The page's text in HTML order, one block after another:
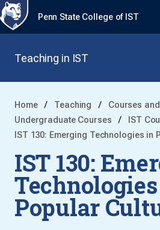
Penn State College of IST
Teaching in IST
Home Teaching
Courses
Undergraduate Courses
IST
IST 130: Emerging Technologies in
IST 130:
Popular